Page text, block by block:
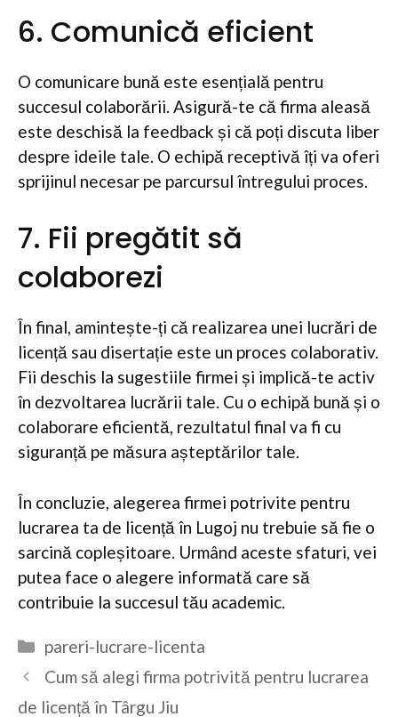
6. Comunică eficient
O comunicare bună este esențială pentru
succesul colaborării. Asigură-te că firma aleasă
este deschisă la feedback și că poți discuta liber
despre ideile tale. O echipă receptivă îți va oferi
sprijinul necesar pe parcursul întregului proces.
7. Fii pregătit să
colaborezi
În final, amintește-ți că realizarea unei lucrări de
licență sau disertație este un proces colaborativ.
Fii deschis la sugestiile firmei și implică-te activ
în dezvoltarea lucrării tale. Cu o echipă bună și o
colaborare eficientă, rezultatul final va fi cu
siguranță pe măsura așteptărilor tale.
În concluzie, alegerea firmei potrivite pentru
lucrarea ta de licență în Lugoj nu trebuie să fie o
sarcină copleșitoare. Urmând aceste sfaturi, vei
putea face o alegere informată care să
contribuie la succesul tău academic.
Categorii
pareri-lucrare-licenta
Cum să alegi firma potrivită pentru lucrarea
de licență în Târgu Jiu